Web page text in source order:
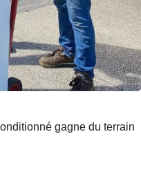
gagne du terrain